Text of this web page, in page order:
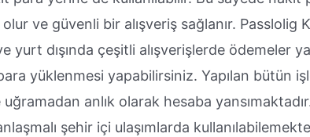
ve güvenli bir alışveriş sağlanır. Passlolig
yurt dışında çeşitli alışverişlerde ödemeler
yüklenmesi yapabilirsiniz. Yapılan bütün
anlık olarak hesaba
şehir içi ulaşımlarda